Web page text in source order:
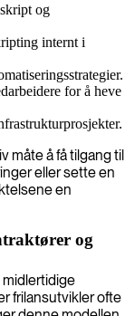
og
internt i
for å heve
måte å få tilgang til
eller sette en
en
og
midlertidige
frilansutvikler ofte